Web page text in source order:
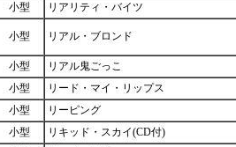
小型 リアリティ・バイツ
小型 リアル・ブロンド
小型
リアル鬼ごっこ
小型
リード・マイ・リップス
小型
リーピング
小型
リキッド・スカイ(CD付)